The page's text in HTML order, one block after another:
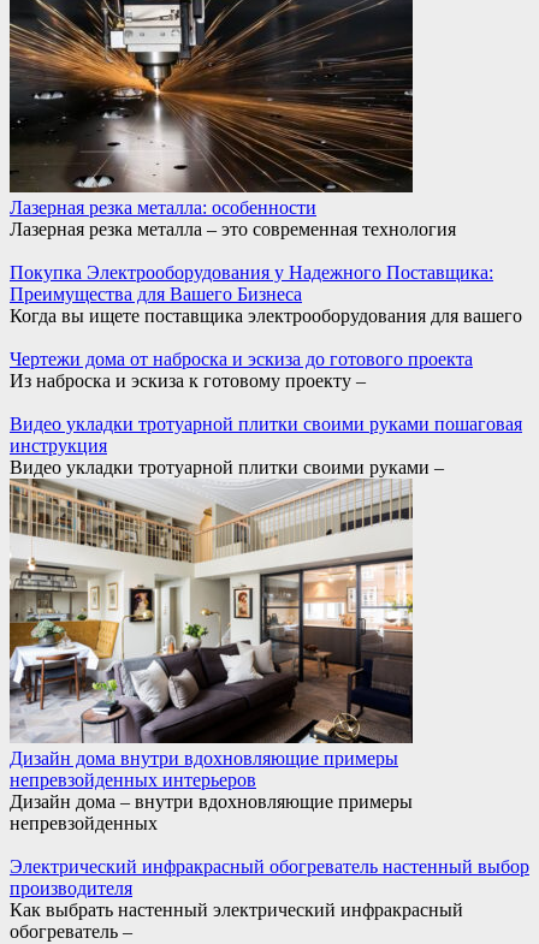
Лазерная резка металла: особенности
Лазерная резка металла – это современная технология
Покупка Электрооборудования у Надежного Поставщика:
Преимущества для Вашего Бизнеса
Когда вы ищете поставщика электрооборудования для вашего
Чертежи дома от наброска и эскиза до готового проекта
Из наброска и эскиза к готовому проекту –
Видео укладки тротуарной плитки своими руками пошаговая
инструкция
Видео укладки тротуарной плитки своими руками –
Дизайн дома внутри вдохновляющие примеры
непревзойденных интерьеров
Дизайн дома – внутри вдохновляющие примеры
непревзойденных
Электрический инфракрасный обогреватель настенный выбор
производителя
Как выбрать настенный электрический инфракрасный
обогреватель –